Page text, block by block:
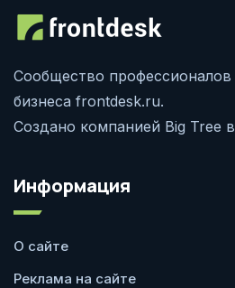
Сообщество профессионалов
бизнеса frontdesk.ru.
Создано компанией Big Tree
Информация
О сайте
Реклама на сайте